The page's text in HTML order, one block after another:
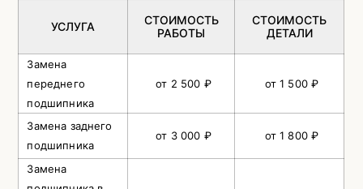
УСЛУГА
СТОИМОСТЬ
РАБОТЫ
СТОИМОСТЬ
ДЕТАЛИ
Замена
переднего
подшипника
от 2 500 ₽ от 1 500 ₽
Замена заднего
подшипника
от 3 000 ₽ от 1 800 ₽
Замена